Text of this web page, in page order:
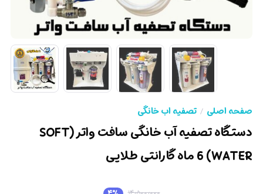
صفحه اصلی تصفیه اب خانگی
دستگاه تصفیه آب خانگی سافت واتر (SOFT
WATER) 6 ماه گارانتی طلایی